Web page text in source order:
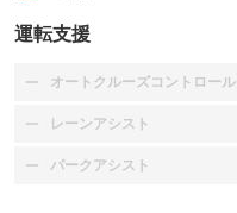
運転支援
オートクルーズコントロール
：装備なし
レーンアシスト
：装備なし
パークアシスト
：装備なし